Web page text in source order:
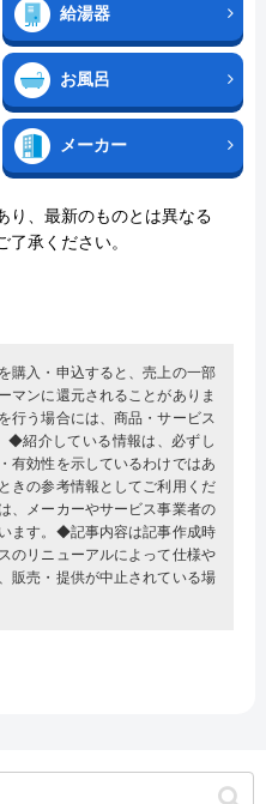
給湯器
お風呂
メーカー
り、最新のものとは異なる
承ください。
購入・申込すると、売上の一部
マンに還元されることがありま
行う場合には、商品・サービス
◆紹介している情報は、必ずし
有効性を示しているわけではあ
きの参考情報としてご利用くだ
、メーカーやサービス事業者の
ます。◆記事内容は記事作成時
のリニューアルによって仕様や
販売・提供が中止されている場